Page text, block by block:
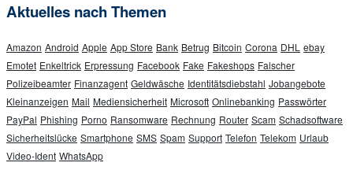
Aktuelles nach Themen
Amazon Android Apple App Store Bank Betrug Bitcoin Corona DHL ebay
Emotet Enkeltrick Erpressung Facebook Fake Fakeshops Falscher
Polizeibeamter Finanzagent Geldwäsche Identitätsdiebstahl Jobangebote
Kleinanzeigen Mail Mediensicherheit Microsoft Onlinebanking Passwörter
PayPal Phishing Porno Ransomware Rechnung Router Scam Schadsoftware
Sicherheitslücke Smartphone SMS Spam Support Telefon Telekom Urlaub
Video-Ident WhatsApp